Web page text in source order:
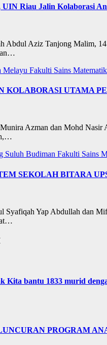
Riau Jalin Kolaborasi
Abdul Aziz Tanjong Malim,
Melayu Fakulti Sains Matematik
KOLABORASI UTAMA
Azman dan Mohd Nasir
Suluh Budiman Fakulti Sains
SEKOLAH BITARA
Syafiqah Yap Abdullah dan
Kita bantu 1833 murid
PROGRAM